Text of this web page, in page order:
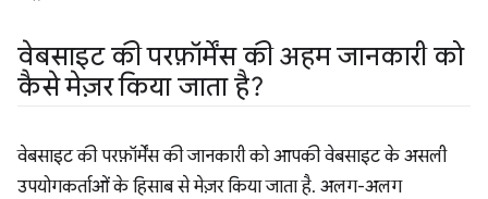
वेबसाइट की परफ़ॉर्मेंस की अहम जानकारी को
कैसे मेज़र किया जाता है?
वेबसाइट की परफ़ॉर्मेंस की जानकारी को आपकी वेबसाइट के असली
उपयोगकर्ताओं के हिसाब से मेज़र किया जाता है. अलग-अलग